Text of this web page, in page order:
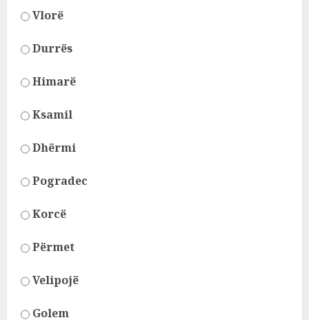
Vlorë
Durrës
Himarë
Ksamil
Dhërmi
Pogradec
Korcë
Përmet
Velipojë
Golem